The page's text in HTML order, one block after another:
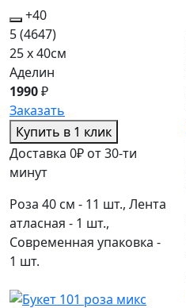
+40
5(4647)
25 x 40см
Аделин
1990₽
Заказать
Купить в 1 клик
Доставка 0₽ от 30-ти
минут
Роза 40 см - 11 шт., Лента
атласная - 1 шт.,
Современная упаковка -
1 шт.